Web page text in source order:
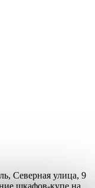
Северная улица, 9
шкафов-купе на